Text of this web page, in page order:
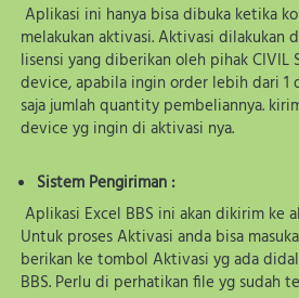
Aplikasi ini hanya bisa dibuka ketika
melakukan aktivasi. Aktivasi dilakukan
lisensi yang diberikan oleh pihak CIVIL
device, apabila ingin order lebih dari 1
saja jumlah quantity pembeliannya.
device yg ingin di aktivasi nya.
Sistem Pengiriman :
Aplikasi Excel BBS ini akan dikirim ke
Untuk proses Aktivasi anda bisa
berikan ke tombol Aktivasi yg ada
BBS. Perlu di perhatikan file yg sudah